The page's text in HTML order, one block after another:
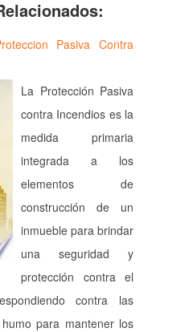
Pasiva Contra
La Protección Pasiva
contra Incendios es la
medida primaria
integrada a los
elementos de
construcción de un
inmueble para brindar
una seguridad y
protección contra el
contra las
para mantener los